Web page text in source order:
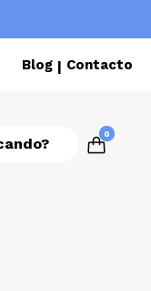
Blog | Contacto
0